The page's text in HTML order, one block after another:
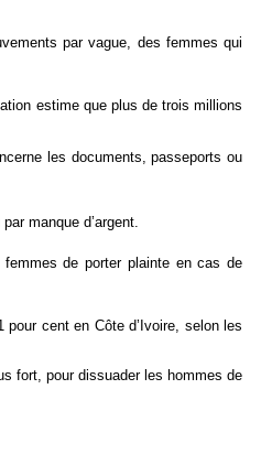
par vague, des femmes qui
estime que plus de trois millions
les documents, passeports ou
manque d’argent.
de porter plainte en cas de
cent en Côte d’Ivoire, selon les
fort, pour dissuader les hommes de